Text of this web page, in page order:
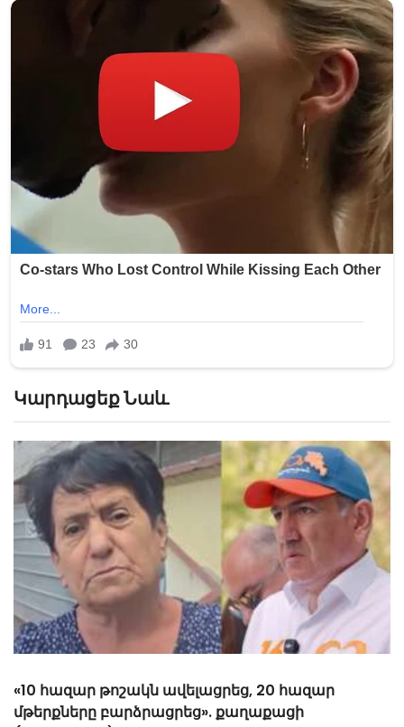
Կարդացեք Նաև
«10 հազար թոշակն ավելացրեց, 20 հազար
մթերքները բարձրացրեց». քաղաքացի